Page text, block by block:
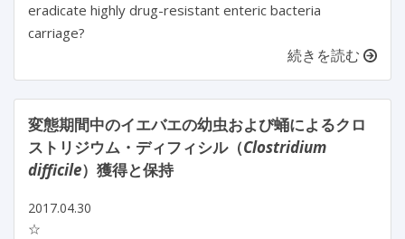
eradicate highly drug-resistant enteric bacteria
carriage?
続きを読む
変態期間中のイエバエの幼虫および蛹によるクロ
ストリジウム・ディフィシル（Clostridium
difficile）獲得と保持
2017.04.30
☆